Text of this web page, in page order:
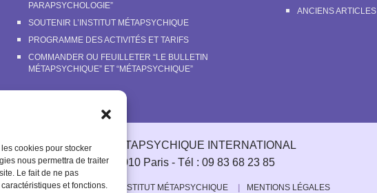
cookies pour stocker
nous permettra de traiter
Le fait de ne pas
et fonctions.
PARAPSYCHOLOGIE”
SOUTENIR L’INSTITUT MÉTAPSYCHIQUE
PROGRAMME DES ACTIVITÉS ET TARIFS
COMMANDER OU FEUILLETER “LE BULLETIN
MÉTAPSYCHIQUE” ET “MÉTAPSYCHIQUE”
ANCIENS ARTICLES
2025 INSTITUT MÉTAPSYCHIQUE INTERNATIONAL
51 rue de l'Aqueduc 75010 Paris - Tél : 09 83 68 23 85
CONTACT SOUTENIR L’INSTITUT MÉTAPSYCHIQUE MENTIONS LÉGALES